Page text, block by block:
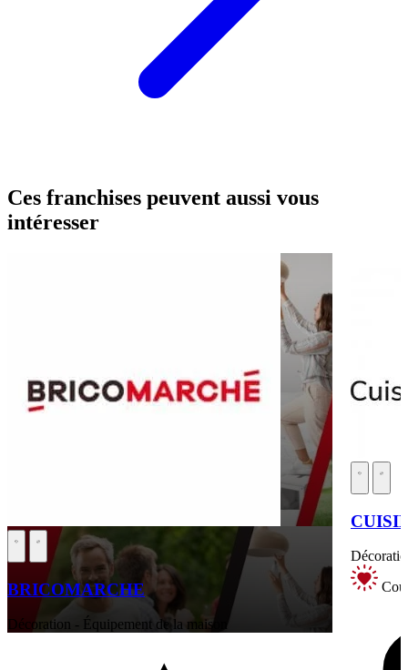
Ces franchises peuvent aussi vous
intéresser
BRICOMARCHE
Décoration - Équipement de la maison